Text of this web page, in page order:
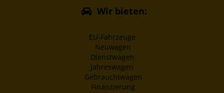
Wir bieten:
EU-Fahrzeuge
Neuwagen
Dienstwagen
Jahreswagen
Gebrauchtwagen
Finanzierung